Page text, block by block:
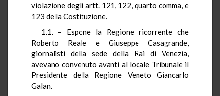
violazione degli artt. 121, 122, quarto comma, e
123 della Costituzione.
1.1. – Espone la Regione ricorrente che
Roberto Reale e Giuseppe Casagrande,
giornalisti della sede della Rai di Venezia,
avevano convenuto avanti al locale Tribunale il
Presidente della Regione Veneto Giancarlo
Galan.